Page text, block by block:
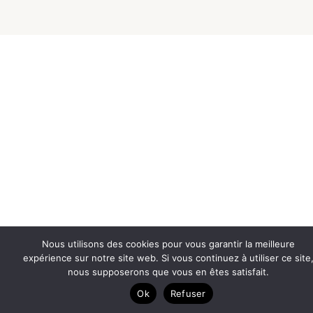
Nous utilisons des cookies pour vous garantir la meilleure
expérience sur notre site web. Si vous continuez à utiliser ce site,
nous supposerons que vous en êtes satisfait.
Ok
Refuser